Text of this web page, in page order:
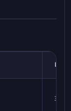
収益
非